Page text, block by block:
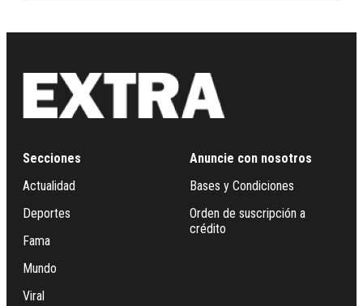
Secciones
Actualidad
Deportes
Fama
Mundo
Viral
Anuncie con nosotros
Bases y Condiciones
Orden de suscripción a
crédito